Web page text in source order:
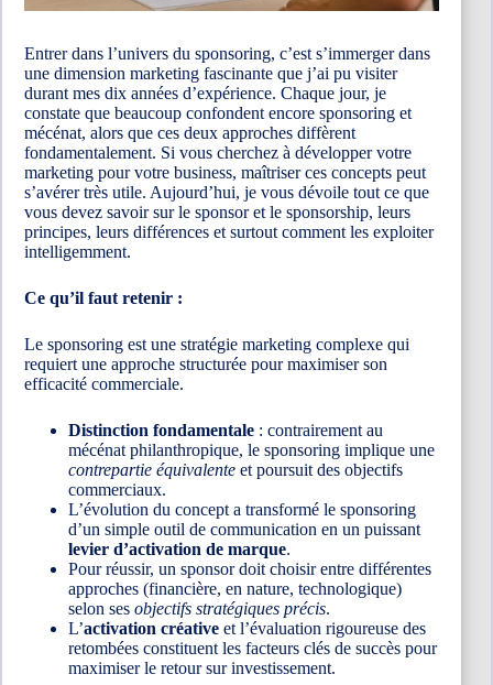
Entrer dans l’univers du sponsoring, c’est s’immerger dans
une dimension marketing fascinante que j’ai pu visiter
durant mes dix années d’expérience. Chaque jour, je
constate que beaucoup confondent encore sponsoring et
mécénat, alors que ces deux approches diffèrent
fondamentalement. Si vous cherchez à développer votre
marketing pour votre business, maîtriser ces concepts peut
s’avérer très utile. Aujourd’hui, je vous dévoile tout ce que
vous devez savoir sur le sponsor et le sponsorship, leurs
principes, leurs différences et surtout comment les exploiter
intelligemment.
Ce qu’il faut retenir :
Le sponsoring est une stratégie marketing complexe qui
requiert une approche structurée pour maximiser son
efficacité commerciale.
Distinction fondamentale : contrairement au
mécénat philanthropique, le sponsoring implique une
contrepartie équivalente et poursuit des objectifs
commerciaux.
L’évolution du concept a transformé le sponsoring
d’un simple outil de communication en un puissant
levier d’activation de marque.
Pour réussir, un sponsor doit choisir entre différentes
approches (financière, en nature, technologique)
selon ses objectifs stratégiques précis.
L’activation créative et l’évaluation rigoureuse des
retombées constituent les facteurs clés de succès pour
maximiser le retour sur investissement.